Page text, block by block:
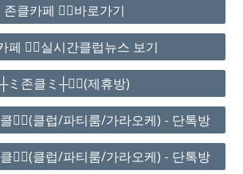
존클카페 ❤️‍🔥바로가기
페 ❤️‍🔥실시간클럽뉴스 보기
┼ミ존클ミ┼❤️‍🔥(제휴방)
❤️‍🔥(클럽/파티룸/가라오케) - 단톡방
❤️‍🔥(클럽/파티룸/가라오케) - 단톡방